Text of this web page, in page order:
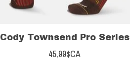
Cody Townsend Pro Series
45,99$CA